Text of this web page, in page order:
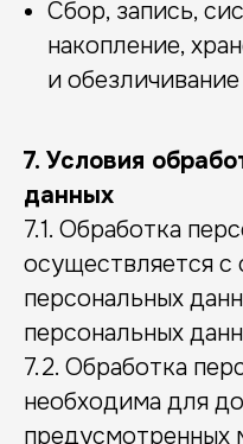
Сбор, запись,
накопление,
и
7. Условия
данных
7.1. Обработка
осуществляется с
персональных
персональных
7.2. Обработка
необходима для